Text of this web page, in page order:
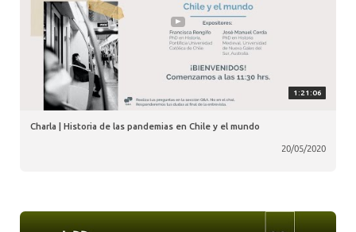
1:21:06
Charla | Historia de las pandemias en Chile y el mundo
20/05/2020